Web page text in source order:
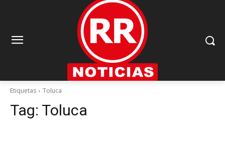
Etiquetas Toluca
Tag: Toluca